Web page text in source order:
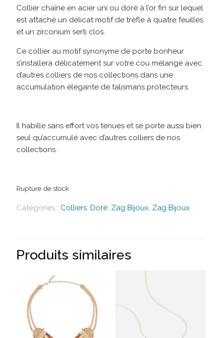
Collier chaîne en acier uni ou doré à l’or fin sur lequel
est attaché un délicat motif de trèfle à quatre feuilles
et un zirconium serti clos.
Ce collier au motif synonyme de porte bonheur
s’installera délicatement sur votre cou mélangé avec
d’autres colliers de nos collections dans une
accumulation élégante de talismans protecteurs.
Il habille sans effort vos tenues et se porte aussi bien
seul qu’accumulé avec d’autres colliers de nos
collections.
Rupture de stock
Catégories : Colliers, Doré, Zag Bijoux, Zag Bijoux
Produits similaires